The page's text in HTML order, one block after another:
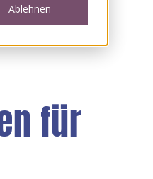
Ablehnen
für